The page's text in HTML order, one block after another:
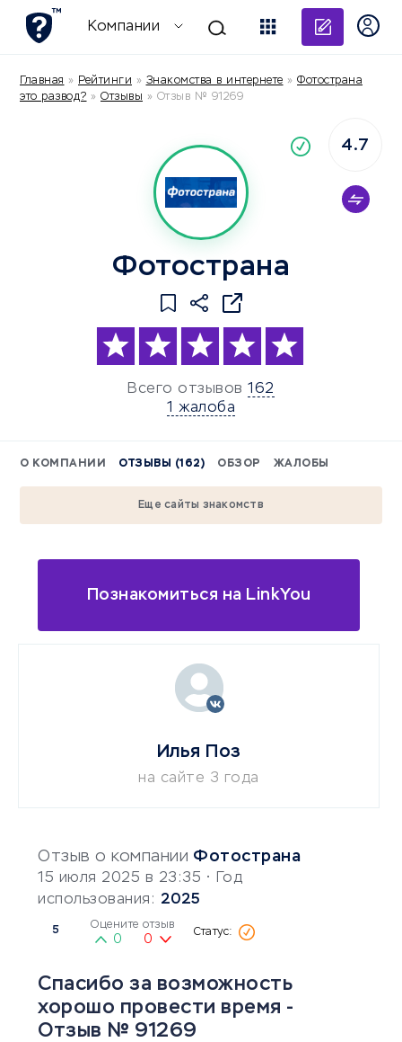
Компании
Главная » Рейтинги » Знакомства в интернете » Фотострана
это развод? » Отзывы » Отзыв № 91269
Фотострана
Всего отзывов 162
1 жалоба
4.7
О КОМПАНИИ ОТЗЫВЫ (162) ОБЗОР ЖАЛОБЫ
Еще сайты знакомств
Познакомиться на LinkYou
Отзыв о компании Фотострана
15 июля 2025 в 23:35 • Год
использования: 2025
5 Оцените отзыв
0 0
Спасибо за возможность
хорошо провести время -
Отзыв № 91269
Илья Поз
на сайте 3 года